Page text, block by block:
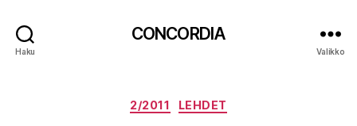
Haku
CONCORDIA
Valikko
Kategoriat
2/2011 LEHDET